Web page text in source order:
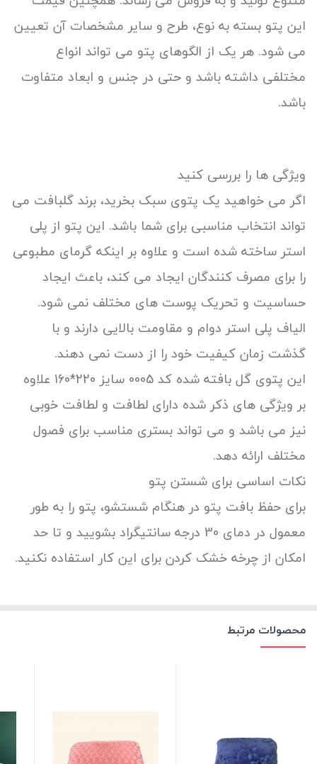
این پتو بسته به نوع، طرح و سایر مشخصات آن تعیین
می شود. هر یک از الگوهای پتو می تواند انواع
مختلفی داشته باشد و حتی در جنس و ابعاد متفاوت
باشد.
ویژگی ها را بررسی کنید
اگر می خواهید یک پتوی سبک بخرید، برند گلبافت می
تواند انتخاب مناسبی برای شما باشد. این پتو از پلی
استر ساخته شده است و علاوه بر اینکه گرمای مطبوعی
را برای مصرف کنندگان ایجاد می کند، باعث ایجاد
حساسیت و تحریک پوست های مختلف نمی شود.
الیاف پلی استر دوام و مقاومت بالایی دارند و با
گذشت زمان کیفیت خود را از دست نمی دهند.
این پتوی گل بافته شده کد 0005 سایز 220*160 علاوه
بر ویژگی های ذکر شده دارای لطافت و لطافت خوبی
نیز می باشد و می تواند بستری مناسب برای فصول
مختلف ارائه دهد.
نکات اساسی برای شستن پتو
برای حفظ بافت پتو در هنگام شستشو، پتو را به طور
معمول در دمای 30 درجه سانتیگراد بشویید و تا حد
امکان از چرخه خشک کردن برای این کار استفاده نکنید.
محصولات مرتبط